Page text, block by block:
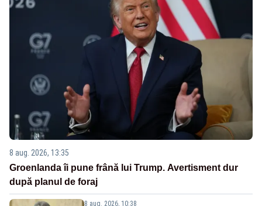
8 aug. 2026, 13:35
Groenlanda îi pune frână lui Trump. Avertisment dur
după planul de foraj
8 aug. 2026, 10:38